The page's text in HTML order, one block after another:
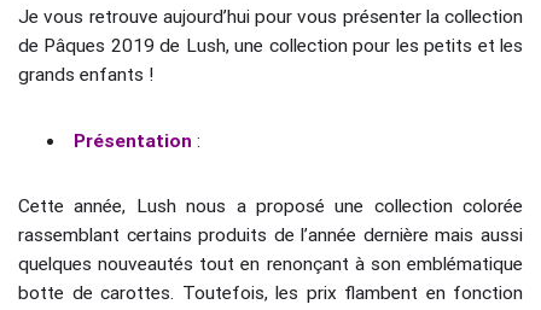
Je vous retrouve aujourd’hui pour vous présenter la collection
de Pâques 2019 de Lush, une collection pour les petits et les
grands enfants !
Présentation :
Cette année, Lush nous a proposé une collection colorée
rassemblant certains produits de l’année dernière mais aussi
quelques nouveautés tout en renonçant à son emblématique
botte de carottes. Toutefois, les prix flambent en fonction